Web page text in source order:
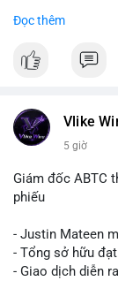
ở vùng giá hiện tại.
#12dot1btc
#binancesquare
$cro
📰 Nguồn:
Đọc thêm
Vlike
5 giờ
Giám đốc ABTC
phiếu
- Justin Mateen
- Tổng sở hữu
- Giao dịch diễn